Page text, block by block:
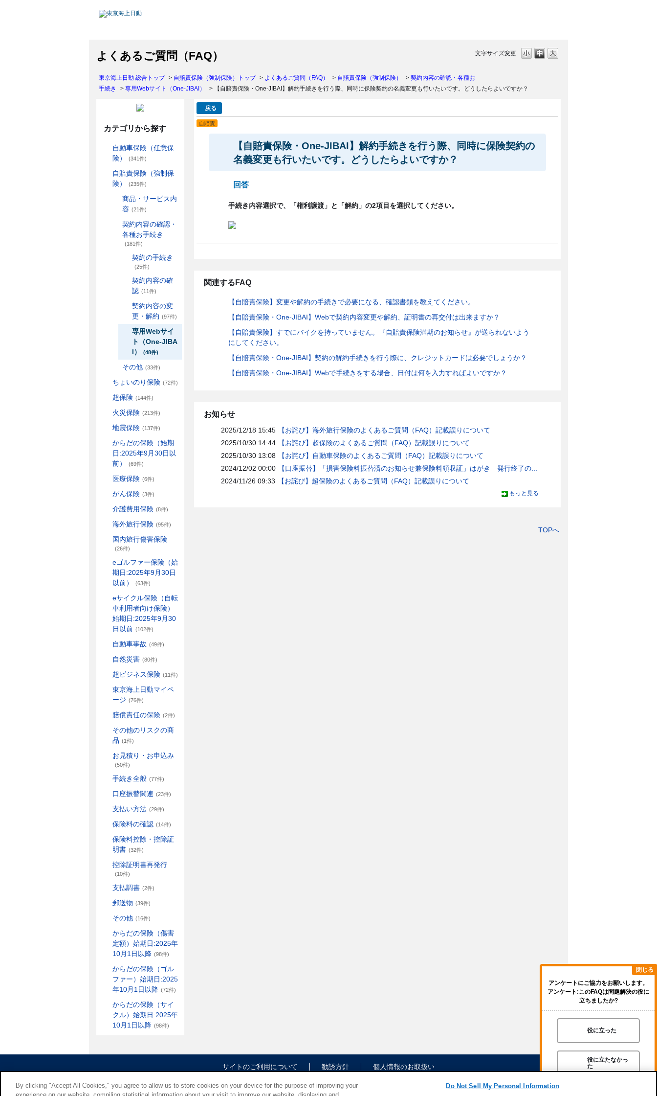
よくあるご質問（FAQ） 文字サイズ変更
東京海上日動 総合トップ > 自賠責保険（強制保険）トップ > よくあるご質問（FAQ） > 自賠責保険（強制保険） > 契約内容の確認・各種お
手続き
> 専用Webサイト（One-JIBAI） > 【自賠責保険・One-JIBAI】解約手続きを行う際、同時に保険契約の名義変更も行いたいです。どうしたらよいですか？
カテゴリから探す
自動車保険（任意保
険）
(341件)
自賠責保険（強制保
険）
(235件)
商品・サービス内
容 (21件)
契約内容の確認・
各種お手続き
(181件)
契約の手続き
(25件)
契約内容の確
認 (11件)
契約内容の変
更・解約 (97件)
専用Webサイ
ト（One-JIBA
I）
(48件)
その他 (33件)
ちょいのり保険 (72件)
超保険 (144件)
火災保険 (213件)
地震保険 (137件)
からだの保険（始期
日:2025年9月30日以
前）
(69件)
医療保険 (6件)
がん保険 (3件)
介護費用保険 (8件)
海外旅行保険 (95件)
国内旅行傷害保険
(26件)
eゴルファー保険（始
期日:2025年9月30日
以前）
(63件)
eサイクル保険（自転
車利用者向け保険）
始期日:2025年9月30
日以前 (102件)
自動車事故 (49件)
自然災害 (80件)
超ビジネス保険 (11件)
東京海上日動マイペ
ージ (76件)
賠償責任の保険 (2件)
その他のリスクの商
品 (1件)
お見積り・お申込み
(50件)
手続き全般 (77件)
口座振替関連 (23件)
支払い方法 (29件)
保険料の確認 (14件)
保険料控除・控除証
明書 (32件)
控除証明書再発行
(10件)
支払調書 (2件)
郵送物 (39件)
その他 (16件)
からだの保険（傷害
定額）始期日:2025年
10月1日以降 (98件)
からだの保険（ゴル
ファー）始期日:2025
年10月1日以降 (72件)
からだの保険（サイ
クル）始期日:2025年
10月1日以降 (98件)
戻る
自賠責
【自賠責保険・One-JIBAI】解約手続きを行う際、同時に保険契約の
名義変更も行いたいです。どうしたらよいですか？
回答
手続き内容選択で、「権利譲渡」と「解約」の2項目を選択してください。
閉じる
アンケートにご協力をお願いします。
アンケート:このFAQは問題解決の役に
立ちましたか?
役に立った
役に立たなかっ
た
関連するFAQ
【自賠責保険】変更や解約の手続きで必要になる、確認書類を教えてください。
【自賠責保険・One-JIBAI】Webで契約内容変更や解約、証明書の再交付は出来ますか？
【自賠責保険】すでにバイクを持っていません。『自賠責保険満期のお知らせ』が送られないよう
にしてください。
【自賠責保険・One-JIBAI】契約の解約手続きを行う際に、クレジットカードは必要でしょうか？
【自賠責保険・One-JIBAI】Webで手続きをする場合、日付は何を入力すればよいですか？
お知らせ
2025/12/18 15:45
【お詫び】海外旅行保険のよくあるご質問（FAQ）記載誤りについて
2025/10/30 14:44
【お詫び】超保険のよくあるご質問（FAQ）記載誤りについて
2025/10/30 13:08
【お詫び】自動車保険のよくあるご質問（FAQ）記載誤りについて
2024/12/02 00:00
【口座振替】「損害保険料振替済のお知らせ兼保険料領収証」はがき 発行終了の...
2024/11/26 09:33
【お詫び】超保険のよくあるご質問（FAQ）記載誤りについて
もっと見る
TOPへ
サイトのご利用について 勧誘方針 個人情報のお取扱い
By clicking "Accept All Cookies," you agree to allow us to store cookies on your device for the purpose of improving your
Do Not Sell My Personal Information